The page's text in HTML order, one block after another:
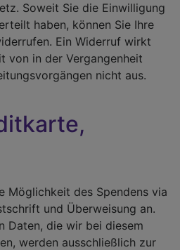
Soweit Sie die Einwilligung
haben, können Sie Ihre
Ein Widerruf wirkt
von in der Vergangenheit
nicht aus.
Möglichkeit des Spendens via
und Überweisung an.
Daten, die wir bei diesem
werden ausschließlich zur